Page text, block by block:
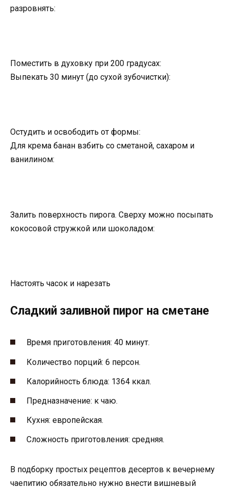
разровнять:
Поместить в духовку при 200 градусах:
Выпекать 30 минут (до сухой зубочистки):
Остудить и освободить от формы:
Для крема банан взбить со сметаной, сахаром и
ванилином:
Залить поверхность пирога. Сверху можно посыпать
кокосовой стружкой или шоколадом:
Настоять часок и нарезать
Сладкий заливной пирог на сметане
Время приготовления: 40 минут.
Количество порций: 6 персон.
Калорийность блюда: 1364 ккал.
Предназначение: к чаю.
Кухня: европейская.
Сложность приготовления: средняя.
В подборку простых рецептов десертов к вечернему
чаепитию обязательно нужно внести вишневый